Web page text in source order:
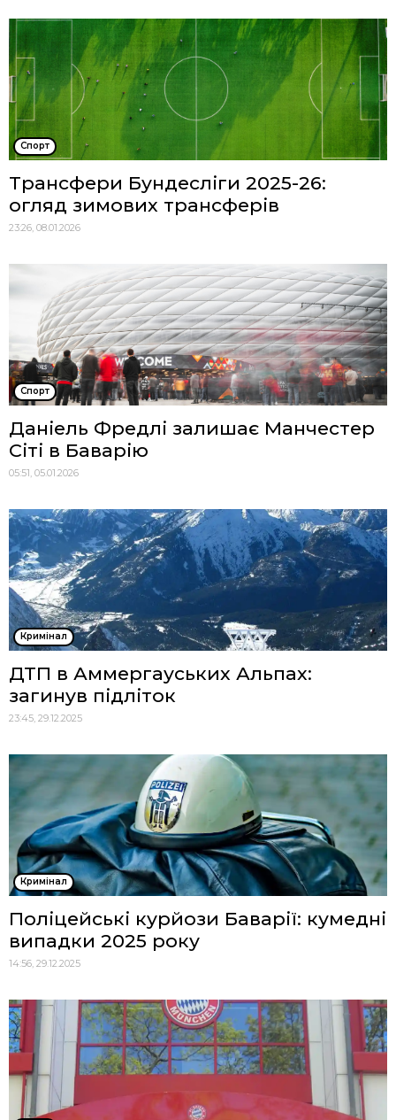
Спорт
Трансфери Бундесліги 2025-26:
огляд зимових трансферів
23:26, 08.01.2026
Спорт
Даніель Фредлі залишає Манчестер
Сіті в Баварію
05:51, 05.01.2026
Кримінал
ДТП в Аммергауських Альпах:
загинув підліток
23:45, 29.12.2025
Кримінал
Поліцейські курйози Баварії: кумедні
випадки 2025 року
14:56, 29.12.2025